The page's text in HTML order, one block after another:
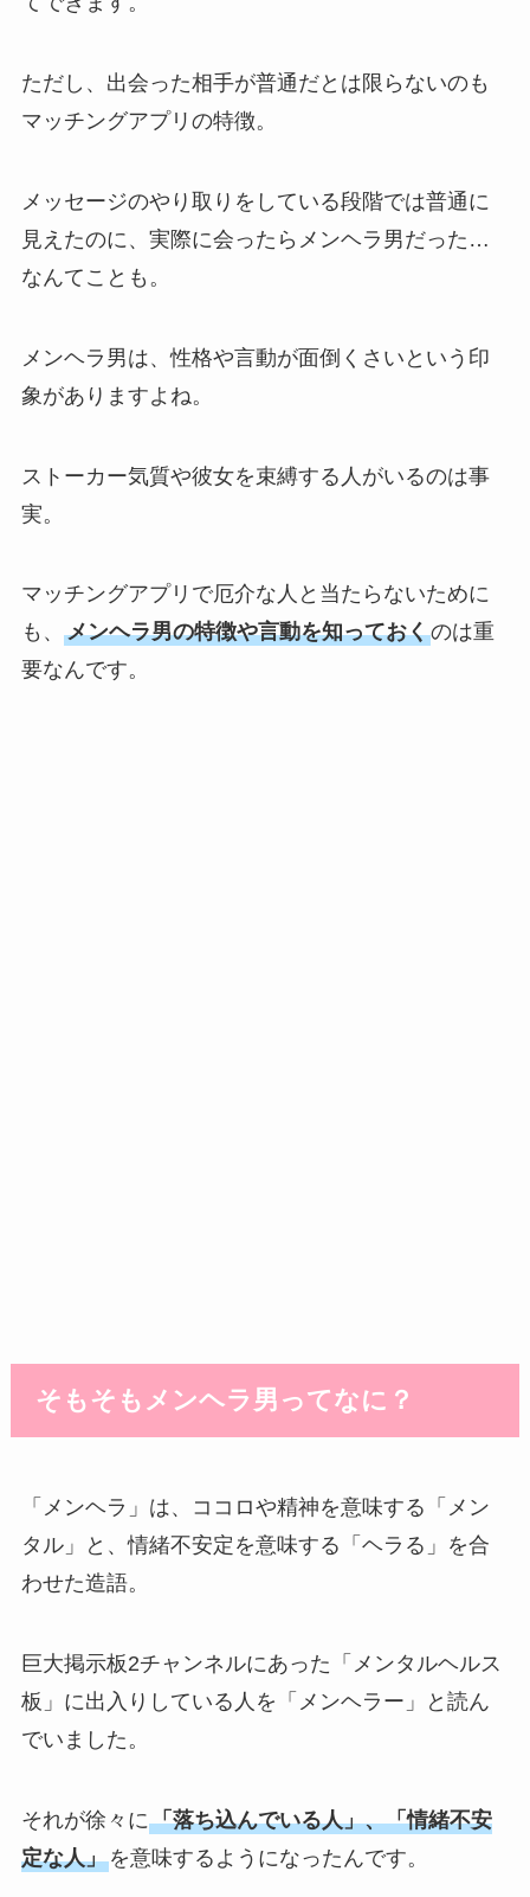
ただし、出会った相手が普通だとは限らないのも
マッチングアプリの特徴。
メッセージのやり取りをしている段階では普通に
見えたのに、実際に会ったらメンヘラ男だった…
なんてことも。
メンヘラ男は、性格や言動が面倒くさいという印
象がありますよね。
ストーカー気質や彼女を束縛する人がいるのは事
実。
マッチングアプリで厄介な人と当たらないために
も、 メンヘラ男の特徴や言動を知っておくのは重
要なんです。
そもそもメンヘラ男ってなに？
「メンヘラ」は、ココロや精神を意味する「メン
タル」と、情緒不安定を意味する「ヘラる」を合
わせた造語。
巨大掲示板2チャンネルにあった「メンタルヘルス
板」に出入りしている人を「メンヘラー」と読ん
でいました。
それが徐々に「落ち込んでいる人」、「情緒不安
定な人」を意味するようになったんです。